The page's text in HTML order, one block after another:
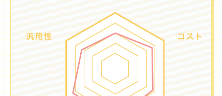
オーナー様へ お問い合わせ
SNSで進捗を見る
過去の作品動画を見る